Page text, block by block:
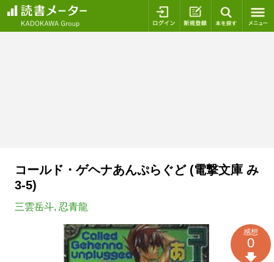
ログイン 新規登録
コールド・ゲヘナあんぷらぐど (電撃文庫 み
3-5)
三雲岳斗, 忍青龍
感想
0